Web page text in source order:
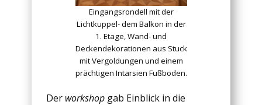
Eingangsrondell mit der
Lichtkuppel- dem Balkon in der
1. Etage, Wand- und
Deckendekorationen aus Stuck
mit Vergoldungen und einem
prächtigen Intarsien Fußboden.
Der workshop gab Einblick in die